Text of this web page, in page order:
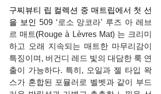
구찌뷰티 립 컬렉션 중 매트립에서 첫 선
을 보인 509 ‘로소 앙코라’ 루즈 아 레브
르 매트(Rouge à Lèvres Mat) 는 크리미
하고 오래 지속되는 매트한 마무리감이
특징이며, 버건디 레드 빛의 대담한 룩 연
출이 가능하다. 특히, 오일과 젤 타입 왁
스가 혼합된 포뮬러로 벨벳과 같이 부드